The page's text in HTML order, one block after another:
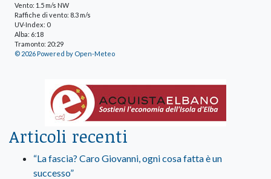
Vento: 1.5 m/s NW
Raffiche di vento: 8.3 m/s
UV-Index: 0
Alba: 6:18
Tramonto: 20:29
© 2026 Powered by Open-Meteo
Articoli recenti
“La fascia? Caro Giovanni, ogni cosa fatta è un
successo”